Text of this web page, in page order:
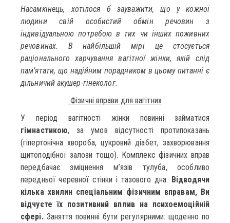
Насамкінець, хотілося б зауважити, що у кожної
людини свій особистий обмін речовин з
індивідуальною потребою в тих чи інших поживних
речовинах. В найбільшій мірі це стосується
раціонального харчування вагітної жінки, якій слід
пам’ятати, що надійним порадником в цьому питанні є
дільничий акушер-гінеколог.
Фізичні вправи для вагітних
У період вагітності жінки повинні займатися
гімнастикою, за умов відсутності протипоказань
(гіпертонічна хвороба, цукровий діабет, захворювання
щитоподібної залози тощо). Комплекс фізичних вправ
передбачає зміцнення м’язів тулуба, особливо
передньої черевної стінки і тазового дна. Відводячи
кілька хвилин спеціальним фізичним вправам, Ви
відчуєте їх позитивний вплив на психоемоційній
сфері.Заняття повинні бути регулярними: щоденно по